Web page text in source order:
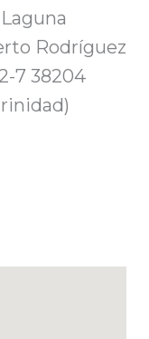
Rodríguez
7 38204